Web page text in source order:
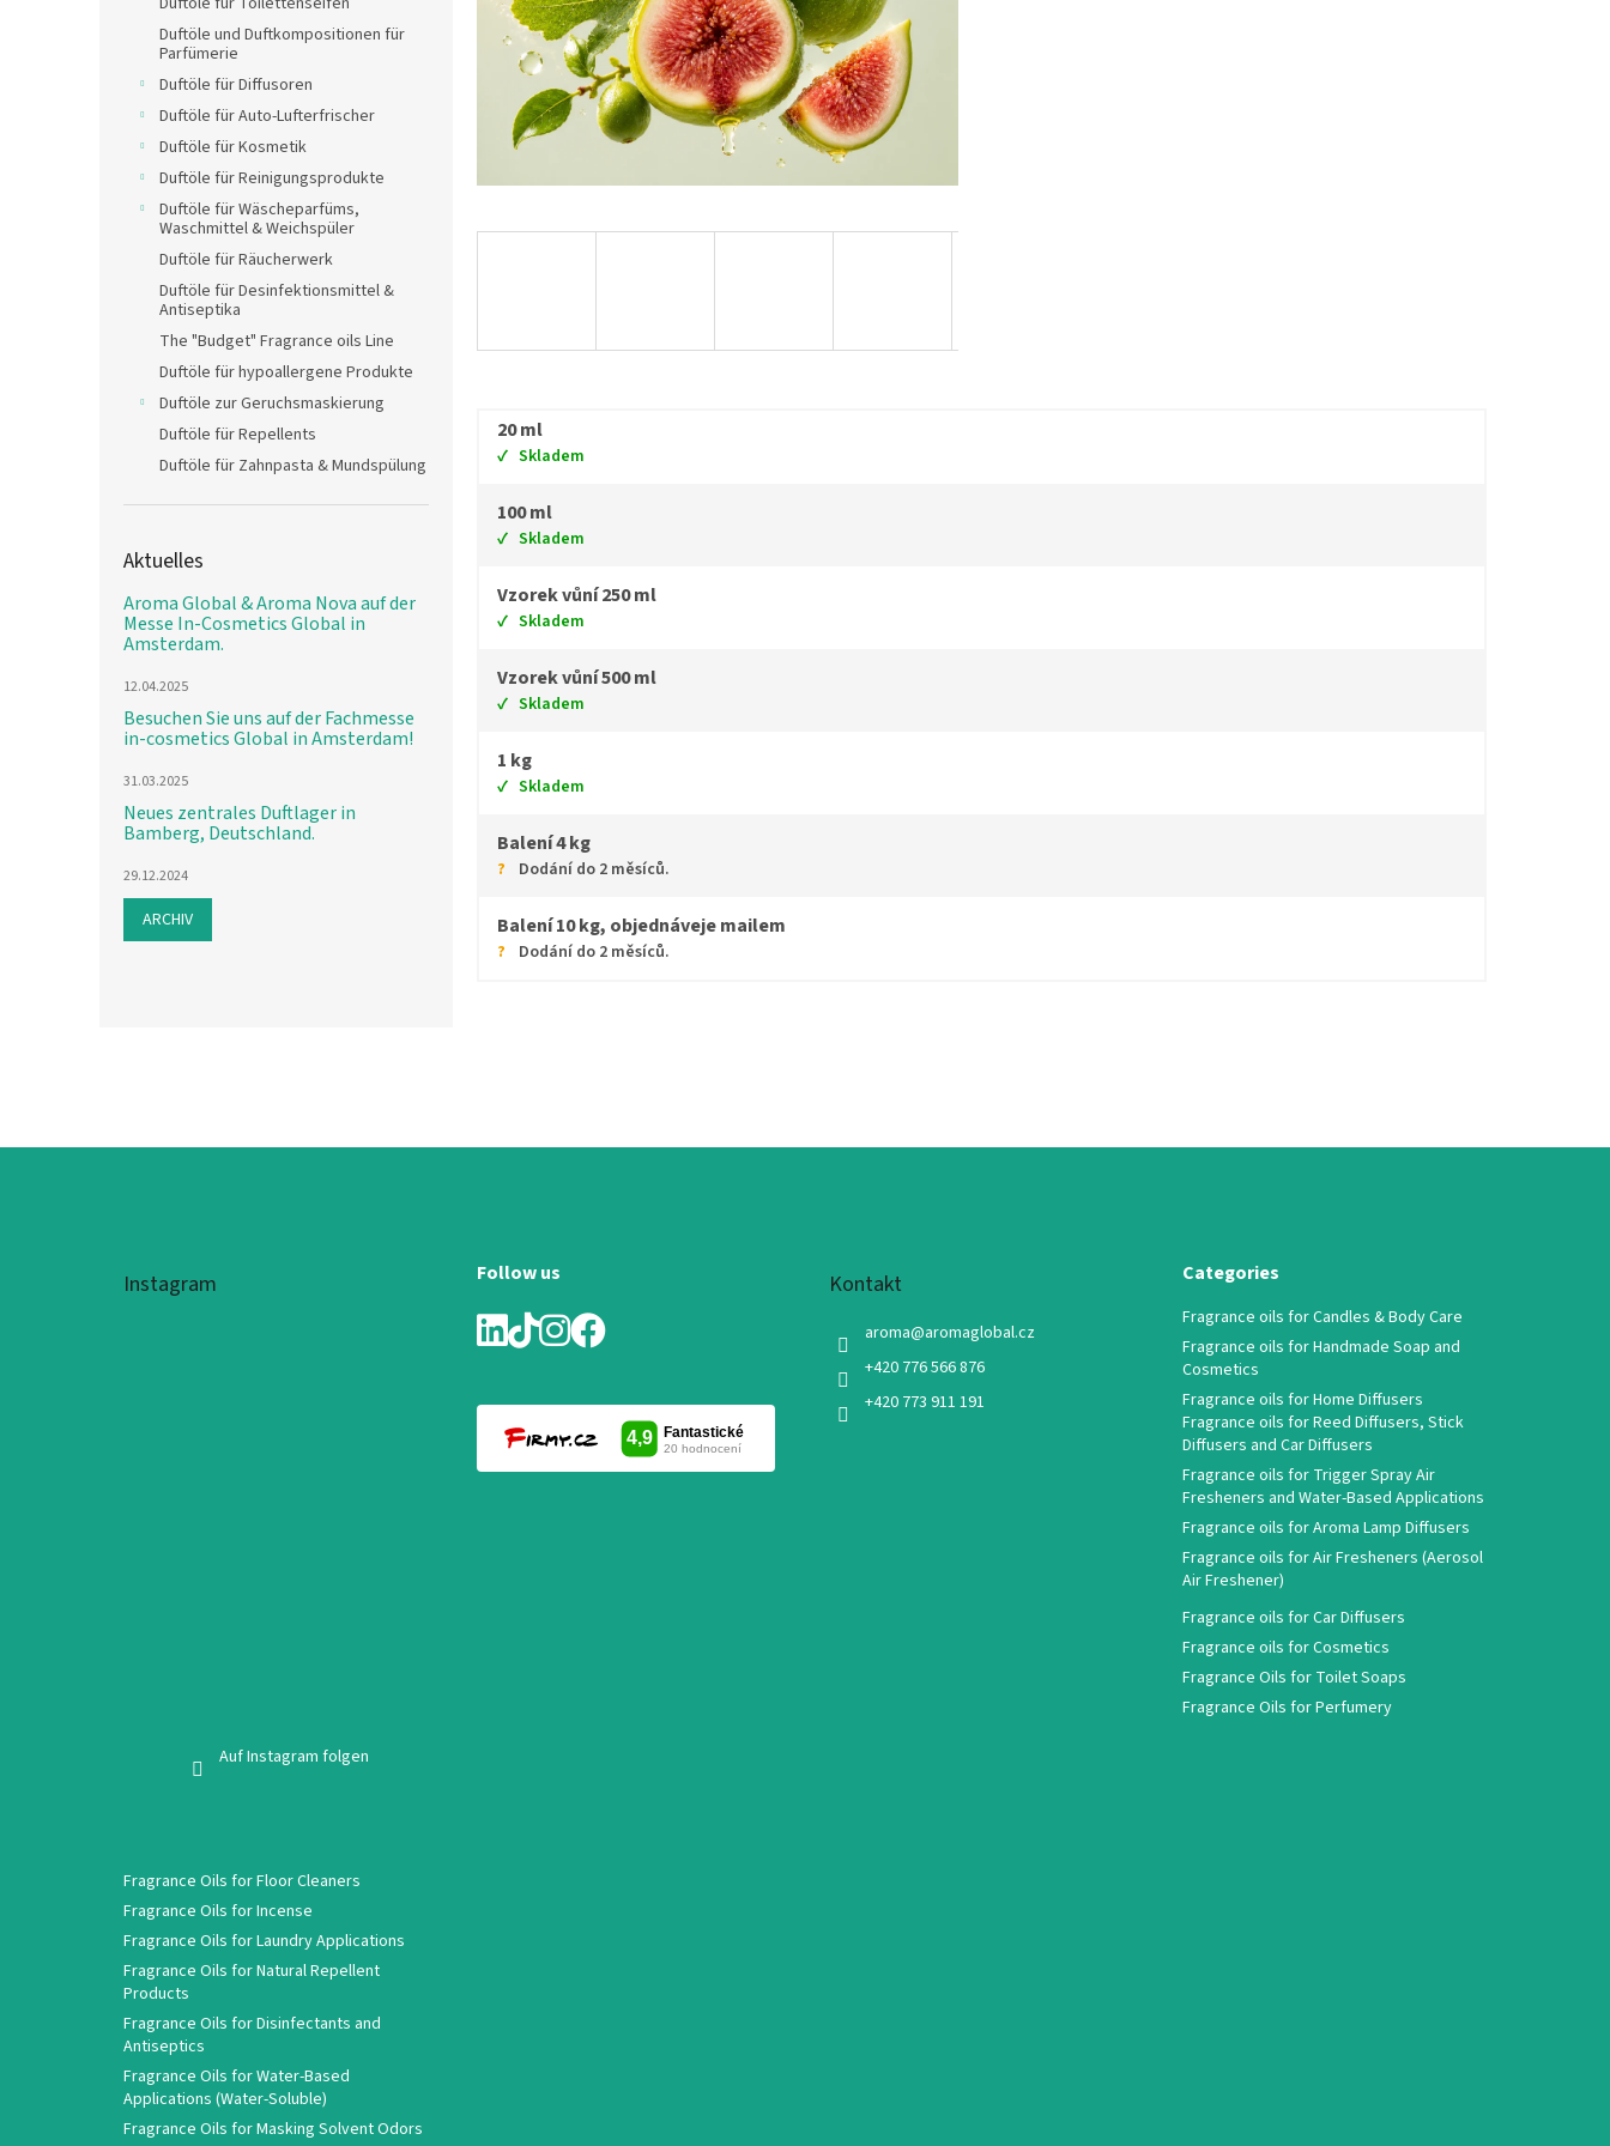
Duftöle und Duftkompositionen für
Parfümerie
Duftöle für Diffusoren
Duftöle für Auto-Lufterfrischer
Duftöle für Kosmetik
Duftöle für Reinigungsprodukte
Duftöle für Wäscheparfüms,
Waschmittel & Weichspüler
Duftöle für Räucherwerk
Duftöle für Desinfektionsmittel &
Antiseptika
The "Budget" Fragrance oils Line
Duftöle für hypoallergene Produkte
Duftöle zur Geruchsmaskierung
Duftöle für Repellents
Duftöle für Zahnpasta & Mundspülung
Aktuelles
Aroma Global & Aroma Nova auf der
Messe In-Cosmetics Global in
Amsterdam.
12.04.2025
Besuchen Sie uns auf der Fachmesse
in-cosmetics Global in Amsterdam!
31.03.2025
Neues zentrales Duftlager in
Bamberg, Deutschland.
29.12.2024
ARCHIV
20 ml
Skladem
100 ml
Skladem
Vzorek vůní 250 ml
Skladem
Vzorek vůní 500 ml
Skladem
1 kg
Skladem
Balení 4 kg
Dodání do 2 měsíců.
Balení 10 kg, objednáveje mailem
Dodání do 2 měsíců.
Fußzeile
Instagram
Auf Instagram folgen
Follow us Kontakt
aroma@aromaglobal.cz
+420 776 566 876
+420 773 911 191
Categories
Fragrance oils for Candles & Body Care
Fragrance oils for Handmade Soap and
Cosmetics
Fragrance oils for Home Diffusers
Fragrance oils for Reed Diffusers, Stick
Diffusers and Car Diffusers
Fragrance oils for Trigger Spray Air
Fresheners and Water-Based Applications
Fragrance oils for Aroma Lamp Diffusers
Fragrance oils for Air Fresheners (Aerosol
Air Freshener)
Fragrance oils for Car Diffusers
Fragrance oils for Cosmetics
Fragrance Oils for Toilet Soaps
Fragrance Oils for Perfumery
Fragrance Oils for Floor Cleaners
Fragrance Oils for Incense
Fragrance Oils for Laundry Applications
Fragrance Oils for Natural Repellent
Products
Fragrance Oils for Disinfectants and
Antiseptics
Fragrance Oils for Water-Based
Applications (Water-Soluble)
Fragrance Oils for Masking Solvent Odors